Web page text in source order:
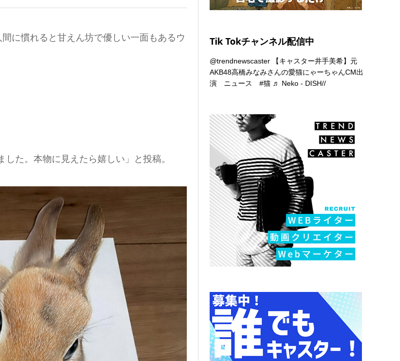
に慣れると甘えん坊で優しい一面もあるウ
た。本物に見えたら嬉しい」と投稿。
Tik Tokチャンネル配信中
@trendnewscaster 【キャスター井手美希】元
AKB48高橋みなみさんの愛猫にゃーちゃんCM出
演 ニュース#猫 ♬ Neko - DISH//